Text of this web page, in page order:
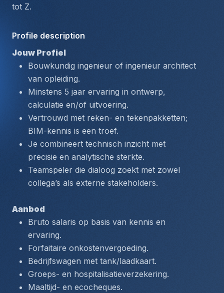
tot Z.
Profile description
Jouw Profiel
Bouwkundig ingenieur of ingenieur architect
van opleiding.
Minstens 5 jaar ervaring in ontwerp,
calculatie en/of uitvoering.
Vertrouwd met reken- en tekenpakketten;
BIM-kennis is een troef.
Je combineert technisch inzicht met
precisie en analytische sterkte.
Teamspeler die dialoog zoekt met zowel
collega’s als externe stakeholders.
Aanbod
Bruto salaris op basis van kennis en
ervaring.
Forfaitaire onkostenvergoeding.
Bedrijfswagen met tank/laadkaart.
Groeps- en hospitalisatieverzekering.
Maaltijd- en ecocheques.